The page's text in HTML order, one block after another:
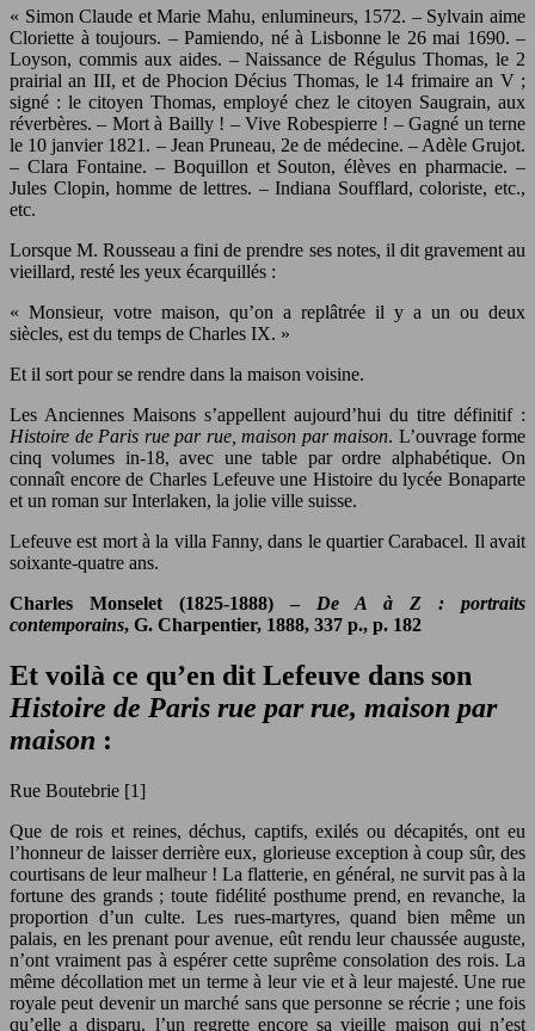
« Simon Claude et Marie Mahu, enlumineurs, 1572. – Sylvain aime
Cloriette à toujours. – Pamiendo, né à Lisbonne le 26 mai 1690. –
Loyson, commis aux aides. – Naissance de Régulus Thomas, le 2
prairial an III, et de Phocion Décius Thomas, le 14 frimaire an V ;
signé : le citoyen Thomas, employé chez le citoyen Saugrain, aux
réverbères. – Mort à Bailly ! – Vive Robespierre ! – Gagné un terne
le 10 janvier 1821. – Jean Pruneau, 2e de médecine. – Adèle Grujot.
– Clara Fontaine. – Boquillon et Souton, élèves en pharmacie. –
Jules Clopin, homme de lettres. – Indiana Soufflard, coloriste, etc.,
etc.
Lorsque M. Rousseau a fini de prendre ses notes, il dit gravement au
vieillard, resté les yeux écarquillés :
« Monsieur, votre maison, qu’on a replâtrée il y a un ou deux
siècles, est du temps de Charles IX. »
Et il sort pour se rendre dans la maison voisine.
Les Anciennes Maisons s’appellent aujourd’hui du titre définitif :
Histoire de Paris rue par rue, maison par maison. L’ouvrage forme
cinq volumes in-18, avec une table par ordre alphabétique. On
connaît encore de Charles Lefeuve une Histoire du lycée Bonaparte
et un roman sur Interlaken, la jolie ville suisse.
Lefeuve est mort à la villa Fanny, dans le quartier Carabacel. Il avait
soixante-quatre ans.
Charles Monselet (1825-1888) – De A à Z : portraits
contemporains, G. Charpentier, 1888, 337 p., p. 182
Et voilà ce qu’en dit Lefeuve dans son
Histoire de Paris rue par rue, maison par
maison :
Rue Boutebrie [1]
Que de rois et reines, déchus, captifs, exilés ou décapités, ont eu
l’honneur de laisser derrière eux, glorieuse exception à coup sûr, des
courtisans de leur malheur ! La flatterie, en général, ne survit pas à la
fortune des grands ; toute fidélité posthume prend, en revanche, la
proportion d’un culte. Les rues-martyres, quand bien même un
palais, en les prenant pour avenue, eût rendu leur chaussée auguste,
n’ont vraiment pas à espérer cette suprême consolation des rois. La
même décollation met un terme à leur vie et à leur majesté. Une rue
royale peut devenir un marché sans que personne se récrie ; une fois
qu’elle a disparu, l’un regrette encore sa vieille maison qui n’est